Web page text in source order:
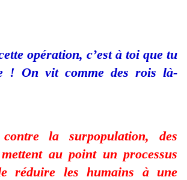
opération, c’est à toi que tu
! On vit comme des rois là-
la surpopulation, des
au point un processus
réduire les humains à une